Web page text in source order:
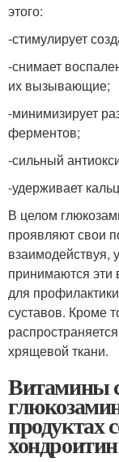
этого:
-стимулирует
-снимает
их вызывающие;
-минимизирует
ферментов;
-сильный
-удерживает
В целом
проявляют свои
взаимодействуя,
принимаются эти
для
суставов. Кроме
хрящевой ткани.
Витамины
продуктах
хондроитин